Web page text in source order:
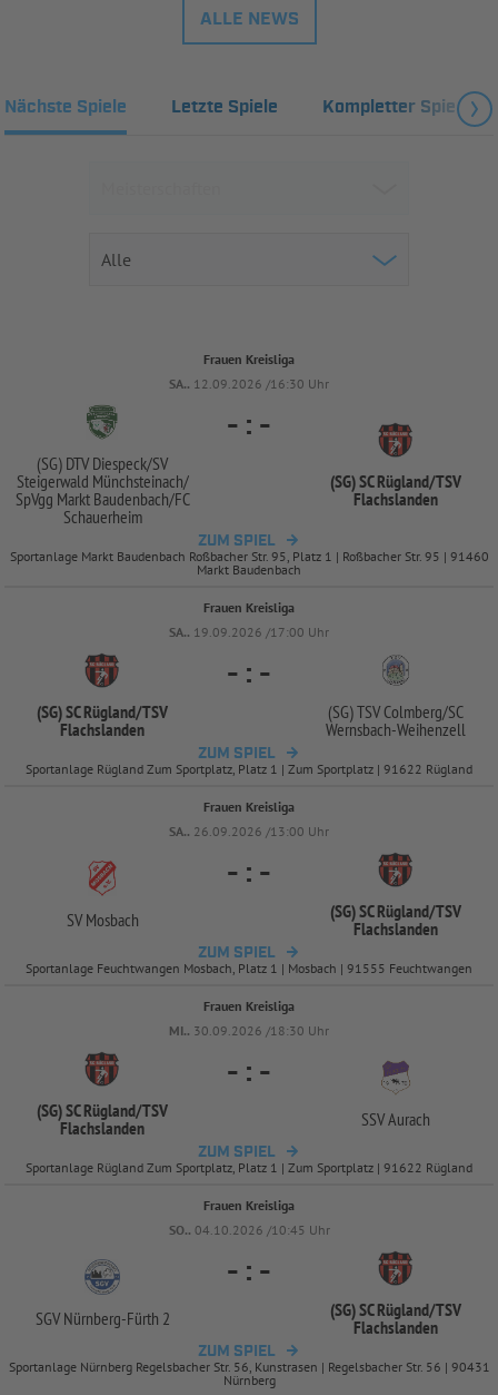
ALLE NEWS
Nächste Spiele Letzte Spiele Kompletter Spielplan
Frauen Kreisliga
SA.. 12.09.2026 /16:30 Uhr
(SG) DTV Diespeck/SV
Steigerwald Münchsteinach/
SpVgg Markt Baudenbach/FC
Schauerheim
- : -
(SG) SC Rügland/TSV
Flachslanden
ZUM SPIEL
Sportanlage Markt Baudenbach Roßbacher Str. 95, Platz 1 | Roßbacher Str. 95 | 91460
Markt Baudenbach
Frauen Kreisliga
SA.. 19.09.2026 /17:00 Uhr
(SG) SC Rügland/TSV
Flachslanden
- : -
(SG) TSV Colmberg/SC
Wernsbach-Weihenzell
ZUM SPIEL
Sportanlage Rügland Zum Sportplatz, Platz 1 | Zum Sportplatz | 91622 Rügland
Frauen Kreisliga
SA.. 26.09.2026 /13:00 Uhr
SV Mosbach
- : -
(SG) SC Rügland/TSV
Flachslanden
ZUM SPIEL
Sportanlage Feuchtwangen Mosbach, Platz 1 | Mosbach | 91555 Feuchtwangen
Frauen Kreisliga
MI.. 30.09.2026 /18:30 Uhr
(SG) SC Rügland/TSV
Flachslanden
- : -
SSV Aurach
ZUM SPIEL
Sportanlage Rügland Zum Sportplatz, Platz 1 | Zum Sportplatz | 91622 Rügland
Frauen Kreisliga
SO.. 04.10.2026 /10:45 Uhr
SGV Nürnberg-Fürth 2
- : -
(SG) SC Rügland/TSV
Flachslanden
ZUM SPIEL
Sportanlage Nürnberg Regelsbacher Str. 56, Kunstrasen | Regelsbacher Str. 56 | 90431
Nürnberg